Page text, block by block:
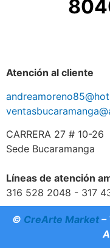
Atención al cliente
CARRERA 27 # 10-26
Sede Bucaramanga
Líneas de atención
316 528 2048 - 317
© CreArte Market –